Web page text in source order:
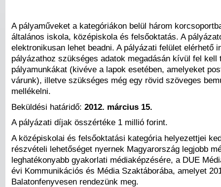
A pályaműveket a kategóriákon belül három
általános iskola, középiskola és felsőoktatás. A
elektronikusan lehet beadni. A pályázati felület elérhető
pályázathoz szükséges adatok megadásán kívül fel kell
pályamunkákat (kivéve a lapok esetében, amelyeket
várunk), illetve szükséges még egy rövid szöveges
mellékelni.
Beküldési határidő: 2012. március 15.
A pályázati díjak összértéke 1 millió forint.
A középiskolai és felsőoktatási kategória helyezettjei
részvételi lehetőséget nyernek Magyarország legjobb
leghatékonyabb gyakorlati médiaképzésére, a DUE
évi Kommunikációs és Média Szaktáborába, amelyet
Balatonfenyvesen rendezünk meg.